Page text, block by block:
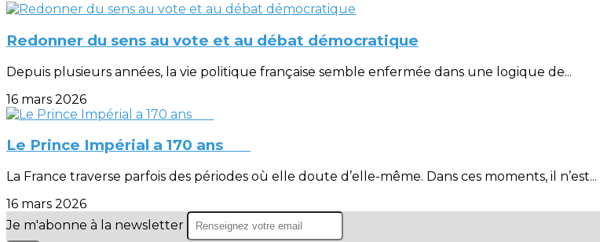
Redonner du sens au vote et au débat démocratique
Depuis plusieurs années, la vie politique française semble enfermée dans une logique de...
16 mars 2026
Le Prince Impérial a 170 ans
La France traverse parfois des périodes où elle doute d’elle-même. Dans ces moments, il n’est...
16 mars 2026
Je m'abonne à la newsletter